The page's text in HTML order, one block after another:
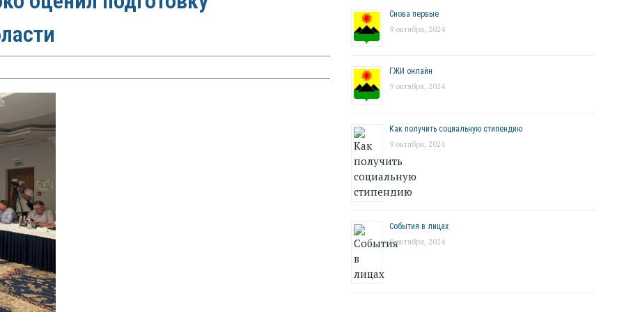
Снова первые
9 октября, 2024
ГЖИ онлайн
9 октября, 2024
Как получить социальную стипендию
9 октября, 2024
События в лицах
9 октября, 2024